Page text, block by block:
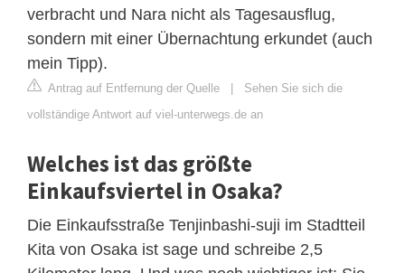
verbracht und Nara nicht als Tagesausflug,
sondern mit einer Übernachtung erkundet (auch
mein Tipp).
Antrag auf Entfernung der Quelle | Sehen Sie sich die
vollständige Antwort auf viel-unterwegs.de an
Welches ist das größte
Einkaufsviertel in Osaka?
Die Einkaufsstraße Tenjinbashi-suji im Stadtteil
Kita von Osaka ist sage und schreibe 2,5